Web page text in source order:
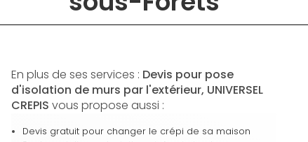
En plus de ses services : Devis pour pose
d'isolation de murs par l'extérieur, UNIVERSEL
CREPIS vous propose aussi :
Devis gratuit pour changer le crépi de sa maison